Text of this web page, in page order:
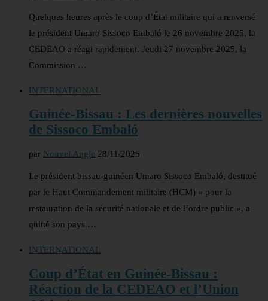
Quelques heures après le coup d’État militaire qui a renversé
le président Umaro Sissoco Embaló le 26 novembre 2025, la
CEDEAO a réagi rapidement. Jeudi 27 novembre 2025, la
Commission …
INTERNATIONAL
Guinée-Bissau : Les dernières nouvelles
de Sissoco Embaló
par Nouvel Angle 28/11/2025
Le président bissau-guinéen Umaro Sissoco Embaló, destitué
par le Haut Commandement militaire (HCM) « pour la
restauration de la sécurité nationale et de l’ordre public », a
quitté son pays …
INTERNATIONAL
Coup d’État en Guinée-Bissau :
Réaction de la CEDEAO et l’Union